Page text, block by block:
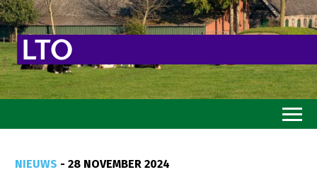
NIEUWS - 28 NOVEMBER 2024